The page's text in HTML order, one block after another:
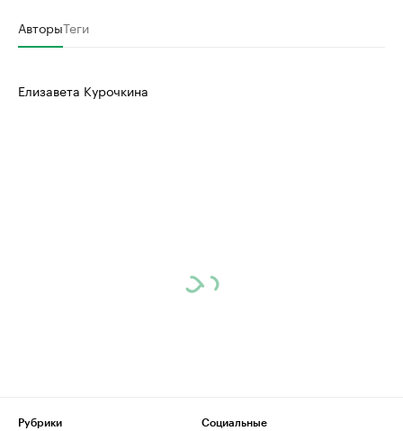
АвторыТеги
Елизавета Курочкина
Рубрики
Социальные